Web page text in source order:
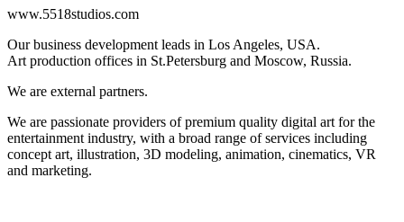
www.5518studios.com
Our business development leads in Los Angeles, USA.
Art production offices in St.Petersburg and Moscow, Russia.
We are external partners.
We are passionate providers of premium quality digital art for the
entertainment industry, with a broad range of services including
concept art, illustration, 3D modeling, animation, cinematics, VR
and marketing.